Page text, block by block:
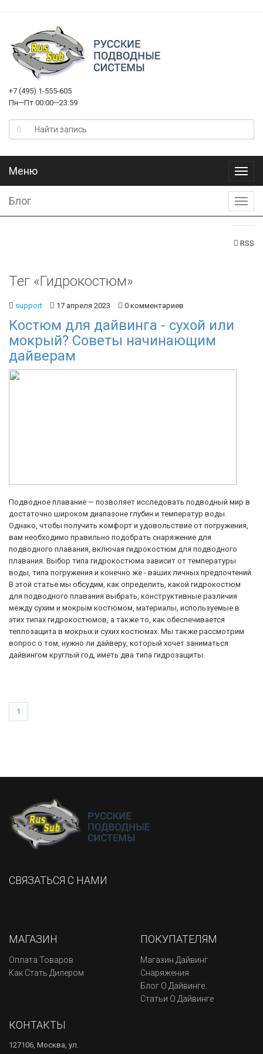
+7 (495) 1-555-605
Пн—Пт 00:00—23:59
Меню
Меню
Блог
Блог
RSS
Тег «Гидрокостюм»
support 17 апреля 2023 0 комментариев
Костюм для дайвинга - сухой или
мокрый? Советы начинающим
дайверам
Подводное плавание — позволяет исследовать подводный мир в
достаточно широком диапазоне глубин и температур воды.
Однако, чтобы получить комфорт и удовольствие от погружения,
вам необходимо правильно подобрать снаряжение для
подводного плавания, включая гидрокостюм для подводного
плавания. Выбор типа гидрокостюма зависит от температуры
воды, типа погружения и конечно же - ваших личных предпочтений.
В этой статье мы обсудим, как определить, какой гидрокостюм
для подводного плавания выбрать, конструктивные различия
между сухим и мокрым костюмом, материалы, используемые в
этих типах гидрокостюмов, а также то, как обеспечивается
теплозащита в мокрых и сухих костюмах. Мы также рассмотрим
вопрос о том, нужно ли дайверу, который хочет заниматься
дайвингом круглый год, иметь два типа гидрозащиты.
1
СВЯЗАТЬСЯ С НАМИ
МАГАЗИН
Оплата Товаров
Как Стать Дилером
ПОКУПАТЕЛЯМ
Магазин Дайвинг
Снаряжения
Блог О Дайвинге
Статьи О Дайвинге
КОНТАКТЫ
127106, Москва, ул.